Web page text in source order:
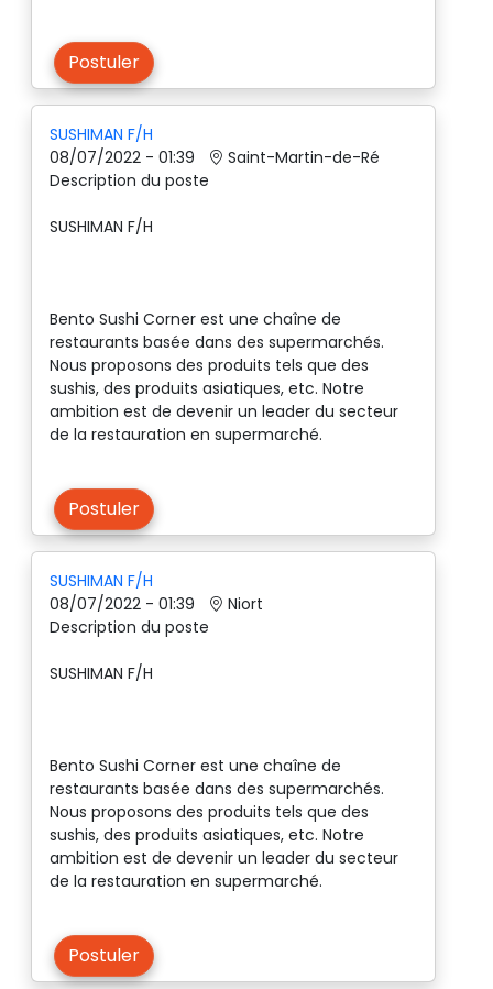
Postuler
SUSHIMAN F/H
08/07/2022 - 01:39
Saint-Martin-de-Ré
Description du poste
SUSHIMAN F/H
Bento Sushi Corner est une chaîne de
restaurants basée dans des supermarchés.
Nous proposons des produits tels que des
sushis, des produits asiatiques, etc. Notre
ambition est de devenir un leader du secteur
de la restauration en supermarché.
Postuler
SUSHIMAN F/H
08/07/2022 - 01:39
Niort
Description du poste
SUSHIMAN F/H
Bento Sushi Corner est une chaîne de
restaurants basée dans des supermarchés.
Nous proposons des produits tels que des
sushis, des produits asiatiques, etc. Notre
ambition est de devenir un leader du secteur
de la restauration en supermarché.
Postuler